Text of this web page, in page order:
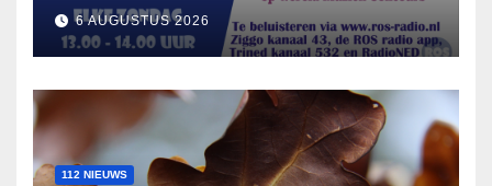
6 AUGUSTUS 2026
112 NIEUWS